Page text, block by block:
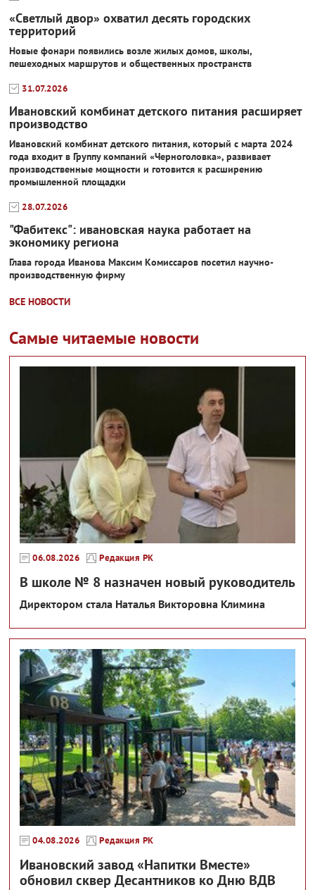
«Светлый двор» охватил десять городских
территорий
Новые фонари появились возле жилых домов, школы,
пешеходных маршрутов и общественных пространств
31.07.2026
Ивановский комбинат детского питания расширяет
производство
Ивановский комбинат детского питания, который с марта 2024
года входит в Группу компаний «Черноголовка», развивает
производственные мощности и готовится к расширению
промышленной площадки
28.07.2026
"Фабитекс": ивановская наука работает на
экономику региона
Глава города Иванова Максим Комиссаров посетил научно-
производственную фирму
ВСЕ НОВОСТИ
Самые читаемые новости
06.08.2026 Редакция РК
В школе № 8 назначен новый руководитель
Директором стала Наталья Викторовна Климина
04.08.2026 Редакция РК
Ивановский завод «Напитки Вместе»
обновил сквер Десантников ко Дню ВДВ